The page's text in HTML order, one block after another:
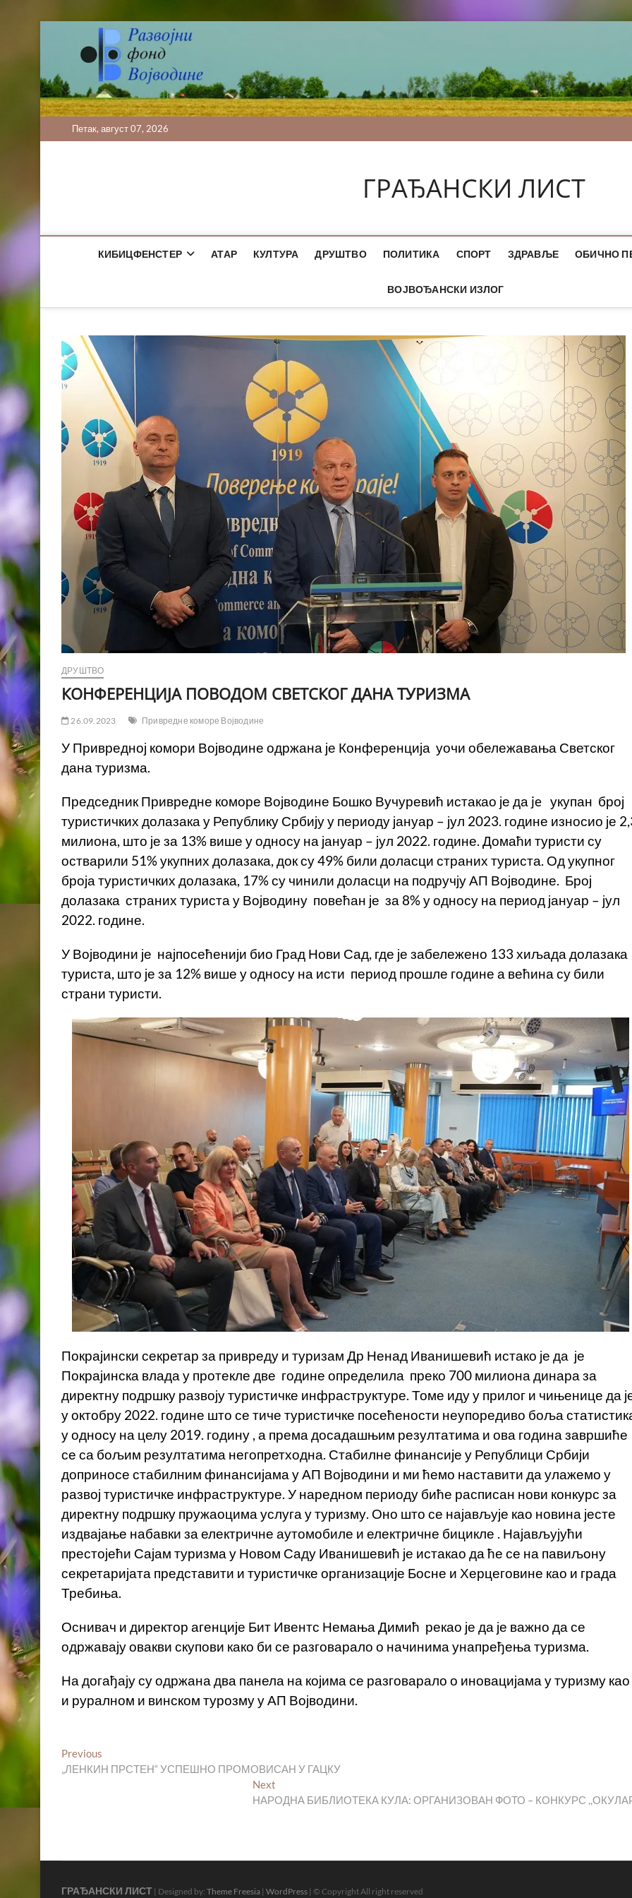
Петак, август 07, 2026
ГРАЂАНСКИ ЛИСТ
КИБИЦФЕНСТЕР АТАР КУЛТУРА ДРУШТВО ПОЛИТИКА СПОРТ ЗДРАВЉЕ ОБИЧНО
ВОЈВОЂАНСКИ ИЗЛОГ
ДРУШТВО
КОНФЕРЕНЦИЈА ПОВОДОМ СВЕТСКОГ ДАНА ТУРИЗМА
26.09.2023 Привредне коморе Војводине
У Привредној комори Војводине одржана је Конференција уочи обележавања Светског
дана туризма.
Председник Привредне коморе Војводине Бошко Вучуревић истакао је да je укупан број
туристичких долазака у Републику Србију у периоду јануар – јул 2023. године износио је
милиона, што је за 13% више у односу на јануар – јул 2022. године. Домаћи туристи су
остварили 51% укупних долазака, док су 49% били доласци страних туриста. Од укупног
броја туристичких долазака, 17% су чинили доласци на подручју АП Војводине. Број
долазака страних туриста у Војводину повећан је за 8% у односу на период јануар – јул
2022. године.
У Војводини је најпосећенији био Град Нови Сад, где је забележено 133 хиљада долазака
туриста, што је за 12% више у односу на исти период прошле године а већина су били
страни туристи.
Покрајински секретар за привреду и туризам Др Ненад Иванишевић истако је да је
Покрајинска влада у протекле две године определила преко 700 милиона динара за
директну подршку развоју туристичке инфраструктуре. Томе иду у прилог и чињенице да
у октобру 2022. године што се тиче туристичке посећености неупоредиво боља
у односу на целу 2019. годину , а према досадашњим резултатима и ова година завршиће
се са бољим резултатима негопретходна. Стабилне финансије у Републици Србији
доприносе стабилним финансијама у АП Војводини и ми ћемо наставити да улажемо у
развој туристичке инфраструктуре. У наредном периоду биће расписан нови конкурс за
директну подршку пружаоцима услуга у туризму. Оно што се најављује као новина јесте
издвајање набавки за електричне аутомобиле и електричне бицикле . Најављујући
престојећи Сајам туризма у Новом Саду Иванишевић је истакао да ће се на павиљону
секретаријата представити и туристичке организације Босне и Херцеговине као и града
Требиња.
Оснивач и директор агенције Бит Ивентс Немања Димић рекао је да је важно да се
одржавају овакви скупови како би се разговарало о начинима унапређења туризма.
На догађају су одржана два панела на којима се разговарало о иновацијама у туризму као
и руралном и винском турозму у АП Војводини.
Кретање
чланка
Previous
post:
„ЛЕНКИН ПРСТЕН“ УСПЕШНО ПРОМОВИСАН У ГАЦКУ
Next
post:
НАРОДНА БИБЛИОТЕКА КУЛА: ОРГАНИЗОВАН ФОТО – КОНКУРС
ГРАЂАНСКИ ЛИСТ | Designed by: Theme Freesia | WordPress | © Copyright All right reserved